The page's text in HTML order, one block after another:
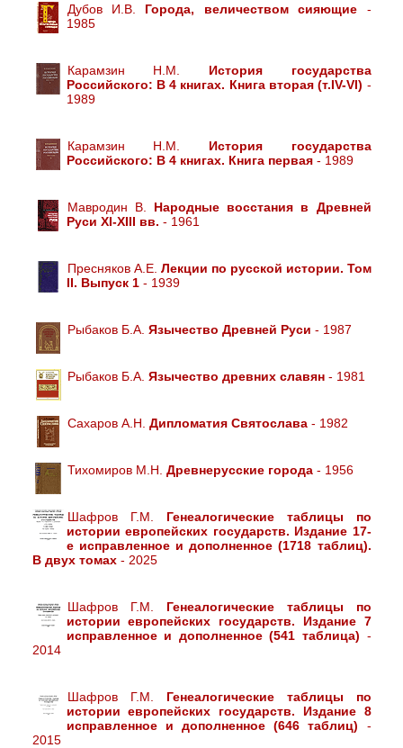
Дубов И.В. Города, величеством сияющие -
1985
Карамзин Н.М. История государства
Российского: В 4 книгах. Книга вторая (т.IV-VI) -
1989
Карамзин Н.М. История государства
Российского: В 4 книгах. Книга первая- 1989
Мавродин В. Народные восстания в Древней
Руси XI-XIII вв. - 1961
Пресняков А.Е. Лекции по русской истории. Том
II. Выпуск 1- 1939
Рыбаков Б.А. Язычество Древней Руси - 1987
Рыбаков Б.А. Язычество древних славян- 1981
Сахаров А.Н. Дипломатия Святослава- 1982
Тихомиров М.Н. Древнерусские города- 1956
Шафров Г.М. Генеалогические таблицы по
истории европейских государств. Издание 17-
е исправленное и дополненное (1718 таблиц).
В двух томах- 2025
Шафров Г.М. Генеалогические таблицы по
истории европейских государств. Издание 7
исправленное и дополненное (541 таблица) -
2014
Шафров Г.М. Генеалогические таблицы по
истории европейских государств. Издание 8
исправленное и дополненное (646 таблиц) -
2015